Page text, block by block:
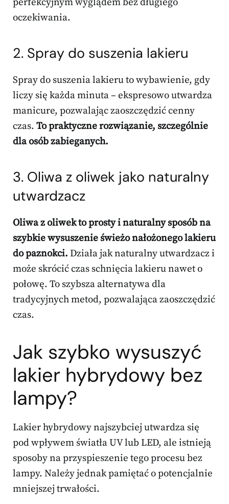
perfekcyjnym wyglądem bez długiego
oczekiwania.
2. Spray do suszenia lakieru
Spray do suszenia lakieru to wybawienie, gdy
liczy się każda minuta – ekspresowo utwardza
manicure, pozwalając zaoszczędzić cenny
czas. To praktyczne rozwiązanie, szczególnie
dla osób zabieganych.
3. Oliwa z oliwek jako naturalny
utwardzacz
Oliwa z oliwek to prosty i naturalny sposób na
szybkie wysuszenie świeżo nałożonego lakieru
do paznokci. Działa jak naturalny utwardzacz i
może skrócić czas schnięcia lakieru nawet o
połowę. To szybsza alternatywa dla
tradycyjnych metod, pozwalająca zaoszczędzić
czas.
Jak szybko wysuszyć
lakier hybrydowy bez
lampy?
Lakier hybrydowy najszybciej utwardza się
pod wpływem światła UV lub LED, ale istnieją
sposoby na przyspieszenie tego procesu bez
lampy. Należy jednak pamiętać o potencjalnie
mniejszej trwałości.